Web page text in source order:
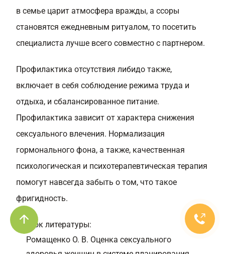
в семье царит атмосфера вражды, а ссоры
становятся ежедневным ритуалом, то посетить
специалиста лучше всего совместно с партнером.
Профилактика отсутствия либидо также,
включает в себя соблюдение режима труда и
отдыха, и сбалансированное питание.
Профилактика зависит от характера снижения
сексуального влечения. Нормализация
гормонального фона, а также, качественная
психологическая и психотерапевтическая терапия
помогут навсегда забыть о том, что такое
фригидность.
Список литературы:
Ромащенко О. В. Оценка сексуального